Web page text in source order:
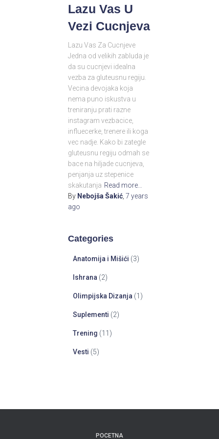
Lazu Vas U
Vezi Cucnjeva
Lazu Vas Za Cucnjeve
Jedna od velikih zabluda je
da su cucnjevi idealna
vezba za gluteusnu regiju.
Vecina devojaka koja
nema puno iskustva u
treniranju prati razne
instagram vezbacice,
influecerke, trenere ili koga
vec nadje. Kako bi zategle
gluteusnu regiju odmah se
bace na hiljade cucnjeva,
penjanja uz stepenice
skakutanja Read more…
By Nebojša Šakić, 7 years
ago
Categories
Anatomija i Mišići (3)
Ishrana (2)
Olimpijska Dizanja (1)
Suplementi (2)
Trening (11)
Vesti (5)
POCETNA